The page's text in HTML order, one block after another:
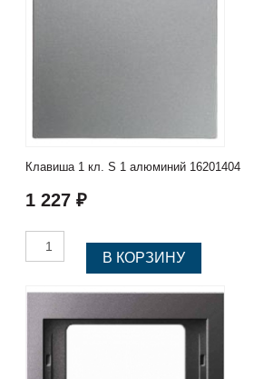
Клавиша 1 кл. S 1 алюминий 16201404
1 227 ₽